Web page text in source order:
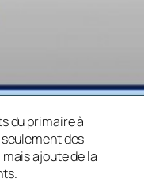
du primaire à
des
ajoute de la